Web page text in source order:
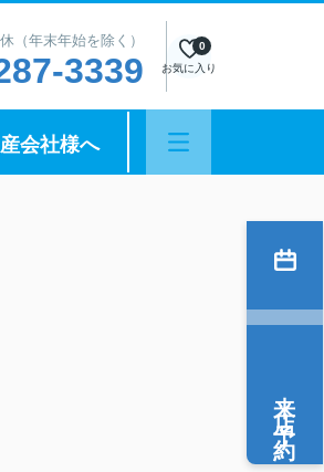
（年末年始を除く）
3339 お気に入り
0
会社様へ
来店予約